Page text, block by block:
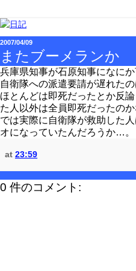
2007/04/09
またブーメランか
兵庫県知事が石原知事になに
自衛隊への派遣要請が遅れたの
ほとんどは即死だったとか反
た人以外は全員即死だったのか
では実際に自衛隊が救助した
オになっていたんだろうか…。
at 23:59
0 件のコメント: